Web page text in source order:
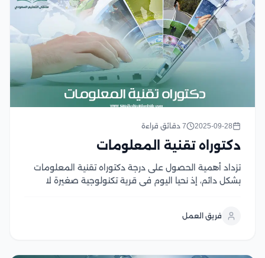
2025-09-28 7 دقائق قراءة
دكتوراه تقنية المعلومات
تزداد أهمية الحصول على درجة دكتوراه تقنية المعلومات
بشكل دائم، إذ نحيا اليوم في قرية تكنولوجية صغيرة لا
السعوديون عن التخصصات التي ستضمن...
فريق العمل